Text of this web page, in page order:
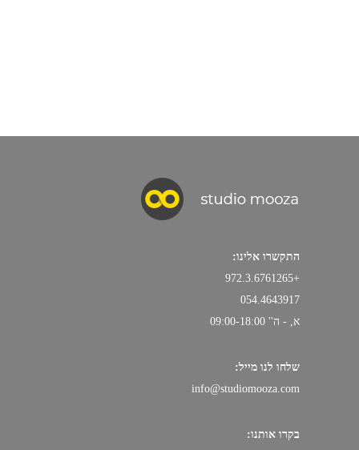
התקשרו אלינו:
+972.3.6761265
054.4643917
א, - ה'' 09:00-18:00
שלחו לנו מייל:
info@studiomooza.com
בקרו אותנו: